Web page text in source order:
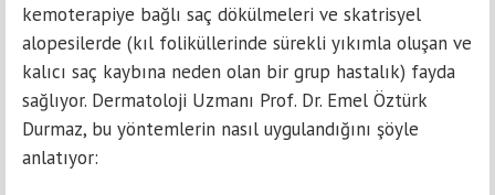
kemoterapiye bağlı saç dökülmeleri ve skatrisyel
alopesilerde (kıl foliküllerinde sürekli yıkımla oluşan ve
kalıcı saç kaybına neden olan bir grup hastalık) fayda
sağlıyor. Dermatoloji Uzmanı Prof. Dr. Emel Öztürk
Durmaz, bu yöntemlerin nasıl uygulandığını şöyle
anlatıyor: